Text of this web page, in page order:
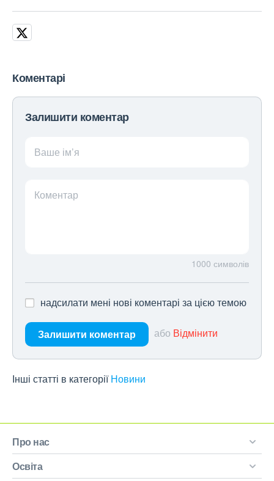
Коментарі
Залишити коментар
Ваше ім’я
Коментар
1000 символів
надсилати мені нові коментарі за цією темою
Залишити коментар або Відмінити
Інші статті в категорії Новини
Про нас
Освіта